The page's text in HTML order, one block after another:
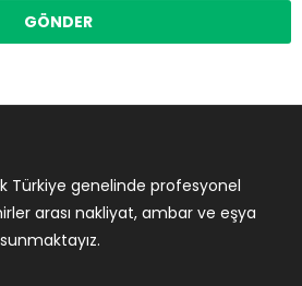
Türkiye genelinde profesyonel
arası nakliyat, ambar ve eşya